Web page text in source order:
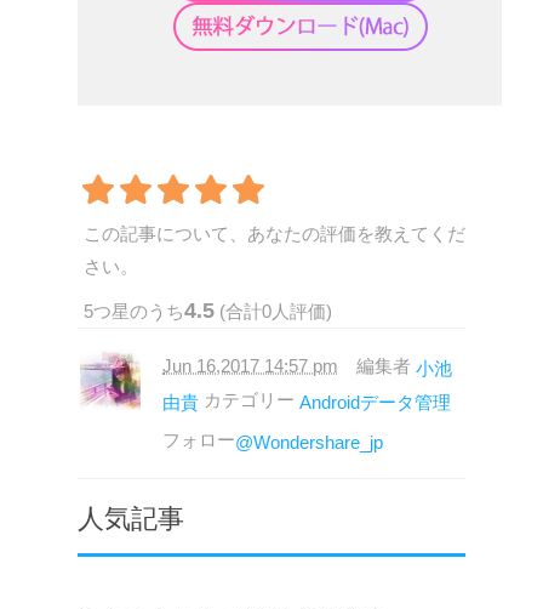
この記事について、あなたの評価を教えてくだ
さい。
5つ星のうち4.5 (合計0 人評価)
Jun 16,2017 14:57 pm 編集者 小池
由貴 カテゴリー Androidデータ管理
フォロー@Wondershare_jp
人気記事